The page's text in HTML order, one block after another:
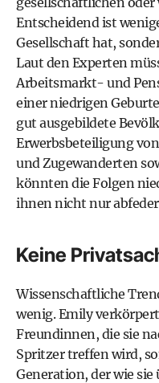
Entscheidend ist
Gesellschaft hat,
Laut den Experten
Arbeitsmarkt- und
einer niedrigen
gut ausgebildete
Erwerbsbeteiligung
und Zugewanderten
könnten die Folgen
ihnen nicht nur
Keine
Wissenschaftliche
wenig. Emily
Freundinnen, die sie
Spritzer treffen wird,
Generation, der wie